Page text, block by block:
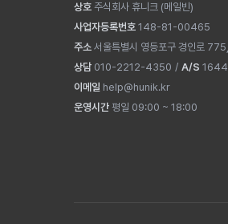
상호 주식회사 휴니크 (메일빈)
사업자등록번호 148-81-00465
주소 서울특별시 영등포구 경인로
상담 010-2212-4350 / A/S
이메일 help@hunik.kr
운영시간 평일 09:00 ~ 18:00